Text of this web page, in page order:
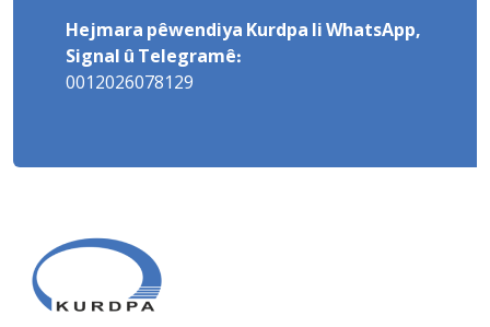
Hejmara pêwendiya Kurdpa li WhatsApp,
Signal û Telegramê:
0012026078129